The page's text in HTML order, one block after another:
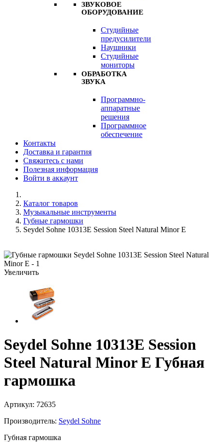
ЗВУКОВОЕ
ОБОРУДОВАНИЕ
Студийные
предусилители
Наушники
Студийные
мониторы
ОБРАБОТКА
ЗВУКА
Программно-
аппаратные
решения
Программное
обеспечение
Контакты
Доставка и гарантия
Свяжитесь с нами
Полезная информация
Войти в аккаунт
Каталог товаров
Музыкальные инструменты
Губные гармошки
Seydel Sohne 10313E Session Steel Natural Minor E
Увеличить
Seydel Sohne 10313E Session
Steel Natural Minor E Губная
гармошка
Артикул: 72635
Производитель: Seydel Sohne
Губная гармошка